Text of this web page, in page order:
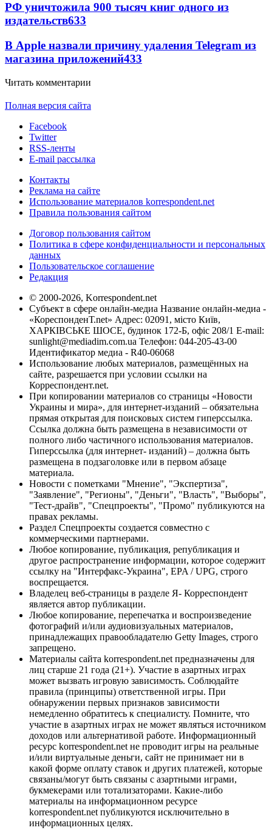
РФ уничтожила 900 тысяч книг одного из
издательств633
В Apple назвали причину удаления Telegram из
магазина приложений433
Читать комментарии
Полная версия сайта
Facebook
Twitter
RSS-ленты
E-mail рассылка
Контакты
Реклама на сайте
Использование материалов korrespondent.net
Правила пользования сайтом
Договор пользования сайтом
Политика в сфере конфиденциальности и персональных
данных
Пользовательское соглашение
Редакция
© 2000-2026, Korrespondent.net
Субъект в сфере онлайн-медиа Название онлайн-медиа -
«КореспонденТ.net» Адрес: 02091, місто Київ,
ХАРКІВСЬКЕ ШОСЕ, будинок 172-Б, офіс 208/1 E-mail:
sunlight@mediadim.com.ua Телефон: 044-205-43-00
Идентификатор медиа - R40-06068
Использование любых материалов, размещённых на
сайте, разрешается при условии ссылки на
Корреспондент.net.
При копировании материалов со страницы «Новости
Украины и мира», для интернет-изданий – обязательна
прямая открытая для поисковых систем гиперссылка.
Ссылка должна быть размещена в независимости от
полного либо частичного использования материалов.
Гиперссылка (для интернет- изданий) – должна быть
размещена в подзаголовке или в первом абзаце
материала.
Новости с пометками "Мнение", "Экспертиза",
"Заявление", "Регионы", "Деньги", "Власть", "Выборы",
"Тест-драйв", "Спецпроекты", "Промо" публикуются на
правах рекламы.
Раздел Спецпроекты создается совместно с
коммерческими партнерами.
Любое копирование, публикация, републикация и
другое распространение информации, которое содержит
ссылку на "Интерфакс-Украина", EPA / UPG, строго
воспрещается.
Владелец веб-страницы в разделе Я- Корреспондент
является автор публикации.
Любое копирование, перепечатка и воспроизведение
фотографий и/или аудиовизуальных материалов,
принадлежащих правообладателю Getty Images, строго
запрещено.
Материалы сайта korrespondent.net предназначены для
лиц старше 21 года (21+). Участие в азартных играх
может вызвать игровую зависимость. Соблюдайте
правила (принципы) ответственной игры. При
обнаружении первых признаков зависимости
немедленно обратитесь к специалисту. Помните, что
участие в азартных играх не может являться источником
доходов или альтернативой работе. Информационный
ресурс korrespondent.net не проводит игры на реальные
и/или виртуальные деньги, сайт не принимает ни в
какой форме оплату ставок и других платежей, которые
связаны/могут быть связаны с азартными играми,
букмекерами или тотализаторами. Какие-либо
материалы на информационном ресурсе
korrespondent.net публикуются исключительно в
информационных целях.